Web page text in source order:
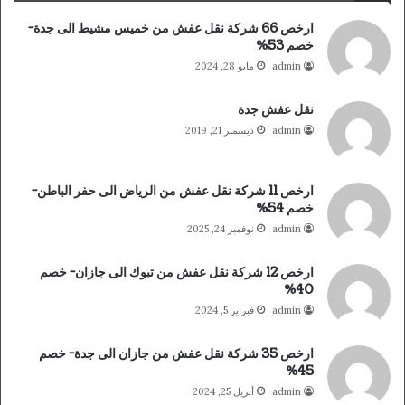
ارخص 66 شركة نقل عفش من خميس مشيط الى جدة-
خصم 53%
admin مايو 28, 2024
نقل عفش جدة
admin ديسمبر 21, 2019
ارخص 11 شركة نقل عفش من الرياض الى حفر الباطن-
خصم 54%
admin نوفمبر 24, 2025
ارخص 12 شركة نقل عفش من تبوك الى جازان- خصم
40%
admin فبراير 5, 2024
ارخص 35 شركة نقل عفش من جازان الى جدة- خصم
45%
admin أبريل 25, 2024